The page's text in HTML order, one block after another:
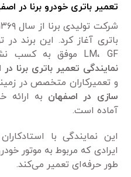
تعمیر باتری خودرو برنا در
LM، GF موفق به کسب نشان استاندارد در ایران شد.
نمایندگی تعمیر باتری برنا در
و تعمیرکاران متخصص در
سازی در اصفهان به ارائه
آماده است.
این نمایندگی با
ایرادی که مربوط به موتور
طور حرفه‌ای تعمیر می‌کند.